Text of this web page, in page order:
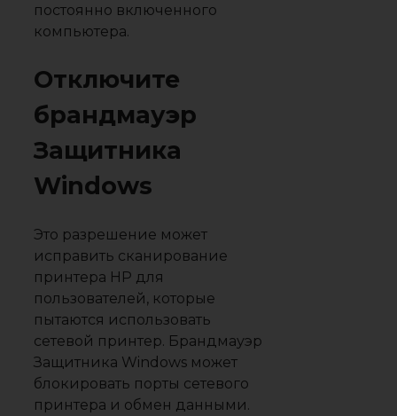
постоянно включенного
компьютера.
Отключите
брандмауэр
Защитника
Windows
Это разрешение может
исправить сканирование
принтера HP для
пользователей, которые
пытаются использовать
сетевой принтер. Брандмауэр
Защитника Windows может
блокировать порты сетевого
принтера и обмен данными.